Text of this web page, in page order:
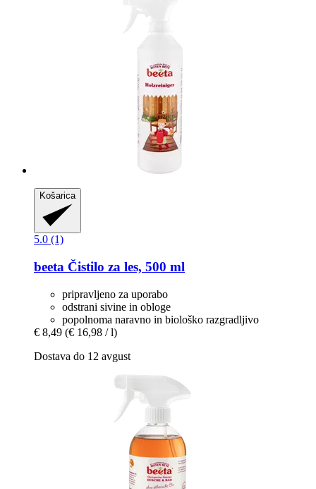
Košarica
5.0 (1)
beeta Čistilo za les, 500 ml
pripravljeno za uporabo
odstrani sivine in obloge
popolnoma naravno in biološko razgradljivo
€ 8,49 (€ 16,98 / l)
Dostava do 12 avgust